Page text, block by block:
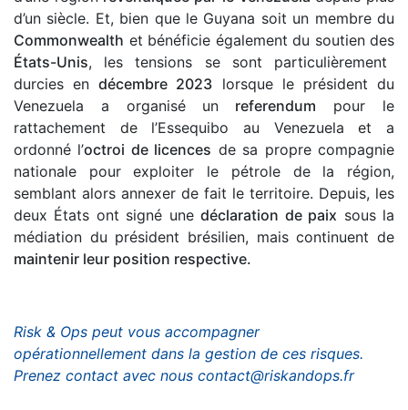
d’un siècle. Et, bien que le Guyana soit un membre du
Commonwealth et bénéficie également du soutien des
États-Unis, les tensions se sont particulièrement
durcies endécembre 2023 lorsque le président du
Venezuela a organisé un referendum pour le
rattachement de l’Essequibo au Venezuela et a
ordonné l’octroi de licences de sa propre compagnie
nationale pour exploiter le pétrole de la région,
semblant alors annexer de fait le territoire. Depuis, les
deux États ont signé unedéclaration de paix sous la
médiation du président brésilien, mais continuent de
maintenir leur position respective.
Risk & Ops peut vous accompagner
opérationnellement dans la gestion de ces risques.
Prenez contact avec nous contact@riskandops.fr